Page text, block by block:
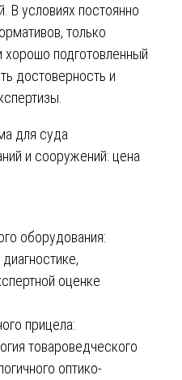
В условиях постоянно
только
подготовленный
достоверность и
для суда
и сооружений: цена
оборудования:
оценке
прицела:
товароведческого
оптико-